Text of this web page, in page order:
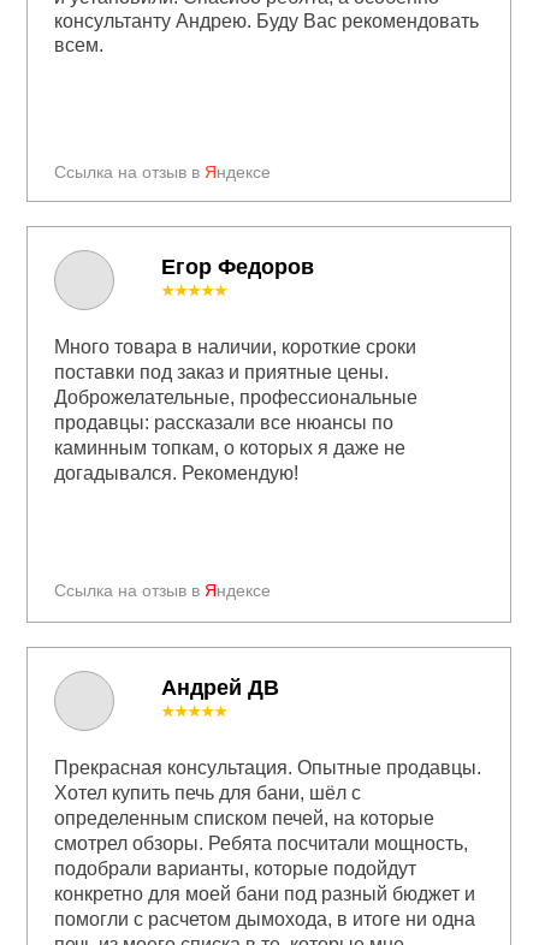
Ссылка на отзыв в Яндексе
консультанту Андрею. Буду Вас рекомендовать
всем.
Егор Федоров
Ссылка на отзыв в Яндексе
★★★★★
Много товара в наличии, короткие сроки
поставки под заказ и приятные цены.
Доброжелательные, профессиональные
продавцы: рассказали все нюансы по
каминным топкам, о которых я даже не
догадывался. Рекомендую!
Андрей ДВ
★★★★★
Прекрасная консультация. Опытные продавцы.
Хотел купить печь для бани, шёл с
определенным списком печей, на которые
смотрел обзоры. Ребята посчитали мощность,
подобрали варианты, которые подойдут
конкретно для моей бани под разный бюджет и
помогли с расчетом дымохода, в итоге ни одна